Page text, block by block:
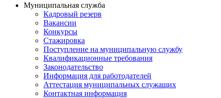
Муниципальная служба
Кадровый резерв
Вакансии
Конкурсы
Стажировка
Поступление на муниципальную службу
Квалификационные требования
Законодательство
Информация для работодателей
Аттестация муниципальных служащих
Контактная информация